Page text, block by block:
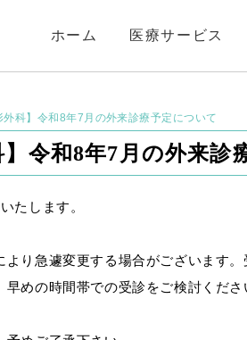
ホーム 医療サービス
外科】令和8年7月の外来診療予定について
】令和8年7月の外来診
たします。
より急遽変更する場合がございます
めの時間帯での受診をご検討くださ